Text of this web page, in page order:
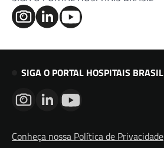
SIGA O PORTAL HOSPITAIS BRASIL
Conheça nossa Política de Privacidade